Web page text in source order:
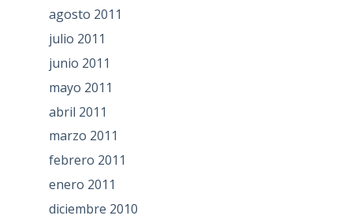
agosto 2011
julio 2011
junio 2011
mayo 2011
abril 2011
marzo 2011
febrero 2011
enero 2011
diciembre 2010